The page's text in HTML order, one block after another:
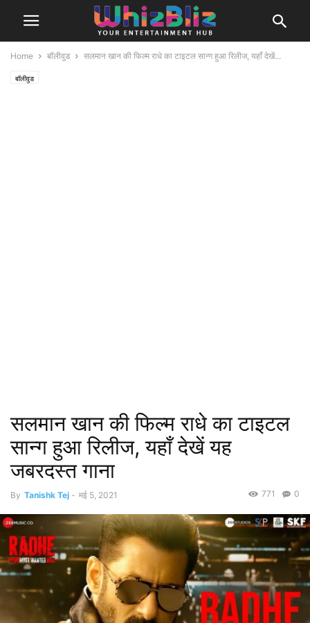
Home बॉलीवुड सलमान खान की फिल्म राधे का टाइटल सान्ग हुआ रिलीज, यहाँ देखें...
बॉलीवुड
सलमान खान की फिल्म राधे का टाइटल
सान्ग हुआ रिलीज, यहाँ देखें यह
जबरदस्त गाना
By Tanishk Tej - मई 5, 2021 0
771